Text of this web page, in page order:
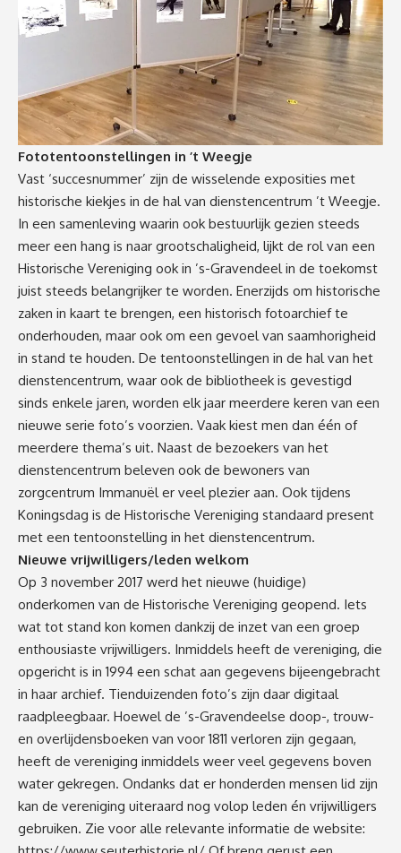
Fototentoonstellingen in ’t Weegje
Vast ‘succesnummer’ zijn de wisselende exposities met
historische kiekjes in de hal van dienstencentrum ’t Weegje.
In een samenleving waarin ook bestuurlijk gezien steeds
meer een hang is naar grootschaligheid, lijkt de rol van een
Historische Vereniging ook in ’s-Gravendeel in de toekomst
juist steeds belangrijker te worden. Enerzijds om historische
zaken in kaart te brengen, een historisch fotoarchief te
onderhouden, maar ook om een gevoel van saamhorigheid
in stand te houden. De tentoonstellingen in de hal van het
dienstencentrum, waar ook de bibliotheek is gevestigd
sinds enkele jaren, worden elk jaar meerdere keren van een
nieuwe serie foto’s voorzien. Vaak kiest men dan één of
meerdere thema’s uit. Naast de bezoekers van het
dienstencentrum beleven ook de bewoners van
zorgcentrum Immanuël er veel plezier aan. Ook tijdens
Koningsdag is de Historische Vereniging standaard present
met een tentoonstelling in het dienstencentrum.
Nieuwe vrijwilligers/leden welkom
Op 3 november 2017 werd het nieuwe (huidige)
onderkomen van de Historische Vereniging geopend. Iets
wat tot stand kon komen dankzij de inzet van een groep
enthousiaste vrijwilligers. Inmiddels heeft de vereniging, die
opgericht is in 1994 een schat aan gegevens bijeengebracht
in haar archief. Tienduizenden foto’s zijn daar digitaal
raadpleegbaar. Hoewel de ’s-Gravendeelse doop-, trouw-
en overlijdensboeken van voor 1811 verloren zijn gegaan,
heeft de vereniging inmiddels weer veel gegevens boven
water gekregen. Ondanks dat er honderden mensen lid zijn
kan de vereniging uiteraard nog volop leden én vrijwilligers
gebruiken. Zie voor alle relevante informatie de website: